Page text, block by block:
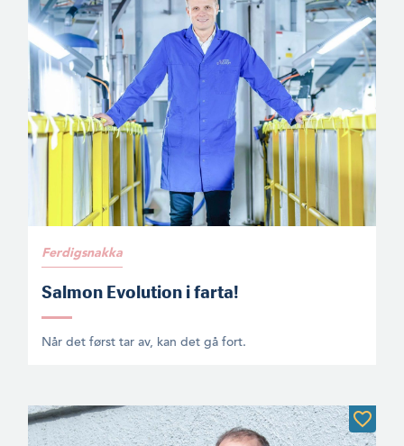
Ferdigsnakka
Salmon Evolution i farta!
Når det først tar av, kan det gå fort.